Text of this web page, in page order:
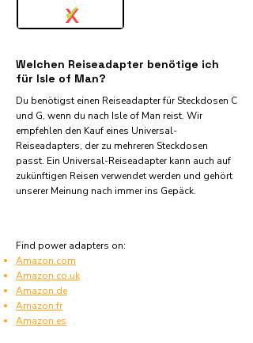
X
✓
Welchen Reiseadapter benötige ich
für Isle of Man?
Du benötigst einen Reiseadapter für Steckdosen C
und G, wenn du nach Isle of Man reist. Wir
empfehlen den Kauf eines Universal-
Reiseadapters, der zu mehreren Steckdosen
passt. Ein Universal-Reiseadapter kann auch auf
zukünftigen Reisen verwendet werden und gehört
unserer Meinung nach immer ins Gepäck.
Find power adapters on:
Amazon.com
Amazon.co.uk
Amazon.de
Amazon.fr
Amazon.es